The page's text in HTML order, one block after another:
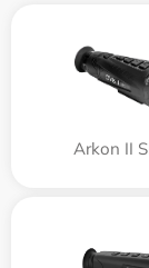
Arkon II